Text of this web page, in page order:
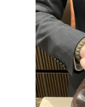
在庫情報
限定商品
入荷情報
雑誌掲載
イベント